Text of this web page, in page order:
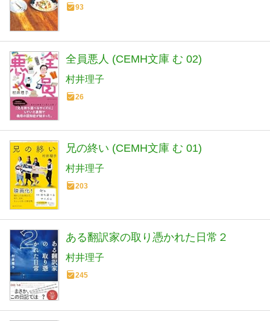
93
全員悪人 (CEMH文庫 む 02)
村井理子
26
兄の終い (CEMH文庫 む 01)
村井理子
203
ある翻訳家の取り憑かれた日常２
村井理子
245